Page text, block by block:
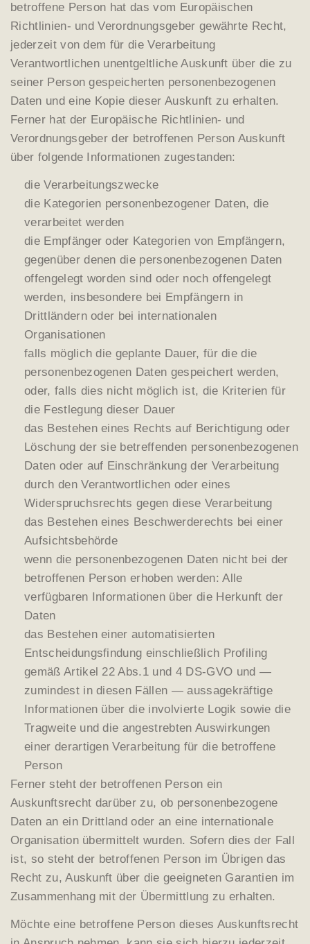
betroffene Person hat das vom Europäischen
Richtlinien- und Verordnungsgeber gewährte Recht,
jederzeit von dem für die Verarbeitung
Verantwortlichen unentgeltliche Auskunft über die zu
seiner Person gespeicherten personenbezogenen
Daten und eine Kopie dieser Auskunft zu erhalten.
Ferner hat der Europäische Richtlinien- und
Verordnungsgeber der betroffenen Person Auskunft
über folgende Informationen zugestanden:
die Verarbeitungszwecke
die Kategorien personenbezogener Daten, die
verarbeitet werden
die Empfänger oder Kategorien von Empfängern,
gegenüber denen die personenbezogenen Daten
offengelegt worden sind oder noch offengelegt
werden, insbesondere bei Empfängern in
Drittländern oder bei internationalen
Organisationen
falls möglich die geplante Dauer, für die die
personenbezogenen Daten gespeichert werden,
oder, falls dies nicht möglich ist, die Kriterien für
die Festlegung dieser Dauer
das Bestehen eines Rechts auf Berichtigung oder
Löschung der sie betreffenden personenbezogenen
Daten oder auf Einschränkung der Verarbeitung
durch den Verantwortlichen oder eines
Widerspruchsrechts gegen diese Verarbeitung
das Bestehen eines Beschwerderechts bei einer
Aufsichtsbehörde
wenn die personenbezogenen Daten nicht bei der
betroffenen Person erhoben werden: Alle
verfügbaren Informationen über die Herkunft der
Daten
das Bestehen einer automatisierten
Entscheidungsfindung einschließlich Profiling
gemäß Artikel 22 Abs.1 und 4 DS-GVO und —
zumindest in diesen Fällen — aussagekräftige
Informationen über die involvierte Logik sowie die
Tragweite und die angestrebten Auswirkungen
einer derartigen Verarbeitung für die betroffene
Person
Ferner steht der betroffenen Person ein
Auskunftsrecht darüber zu, ob personenbezogene
Daten an ein Drittland oder an eine internationale
Organisation übermittelt wurden. Sofern dies der Fall
ist, so steht der betroffenen Person im Übrigen das
Recht zu, Auskunft über die geeigneten Garantien im
Zusammenhang mit der Übermittlung zu erhalten.
Möchte eine betroffene Person dieses Auskunftsrecht